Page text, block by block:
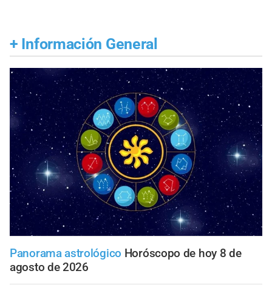
+ Información General
Panorama astrológico Horóscopo de hoy 8 de
agosto de 2026